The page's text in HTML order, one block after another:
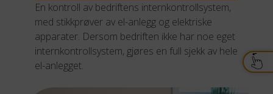
En kontroll av bedriftens internkontrollsystem,
med stikkprøver av el-anlegg og elektriske
apparater. Dersom bedriften ikke har noe eget
internkontrollsystem, gjøres en full sjekk av hele
el-anlegget.